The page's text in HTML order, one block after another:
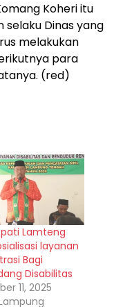
Koheri itu
selaku Dinas yang
melakukan
para
(red)
Lamteng
layanan
Bagi
Disabilitas
11, 2025